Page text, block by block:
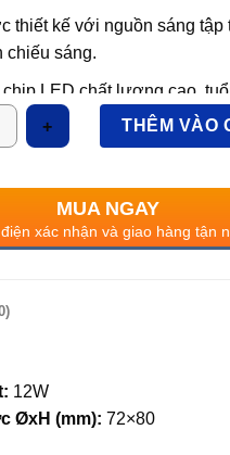
1.011.000₫.
thiết kế với nguồn sáng tập
chiếu sáng.
LED chất lượng cao,
80% điện năng tiêu thụ so
màu cao Ra > 80.
dụng trong trang trí cửa
mại, …
THÊM VÀO
MUA NGAY
xác nhận và giao hàng tận
12W
ØxH (mm): 72×80